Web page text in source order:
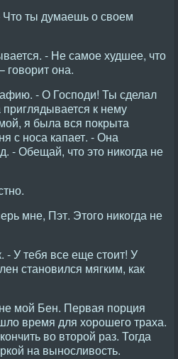
Что ты думаешь о своем
- Не самое худшее, что
говорит она.
- О Господи! Ты сделал
к нему
я была вся покрыта
с носа капает. - Она
- Обещай, что это никогда не
мне, Пэт. Этого никогда не
- У тебя все еще стоит! У
становился мягким, как
мой Бен. Первая порция
время для хорошего траха.
во второй раз. Тогда
на выносливость.